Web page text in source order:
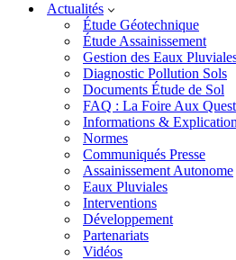
Actualités
Étude Géotechnique
Étude Assainissement
Gestion des Eaux
Diagnostic Pollution Sols
Documents Étude de Sol
FAQ : La Foire Aux
Informations &
Normes
Communiqués Presse
Assainissement Autonome
Eaux Pluviales
Interventions
Développement
Partenariats
Vidéos